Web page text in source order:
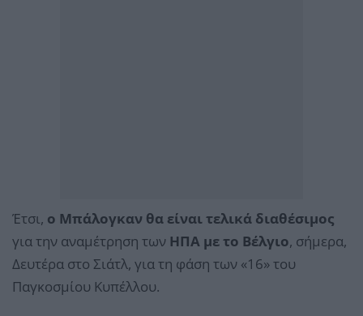
Έτσι, ο Μπάλογκαν θα είναι τελικά διαθέσιμος
για την αναμέτρηση των ΗΠΑ με το Βέλγιο, σήμερα,
Δευτέρα στο Σιάτλ, για τη φάση των «16» του
Παγκοσμίου Κυπέλλου.